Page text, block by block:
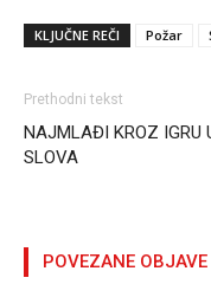
KLJUČNE REČI Požar
Prethodni tekst
NAJMLAĐI KROZ IGRU
SLOVA
POVEZANE OBJAVE